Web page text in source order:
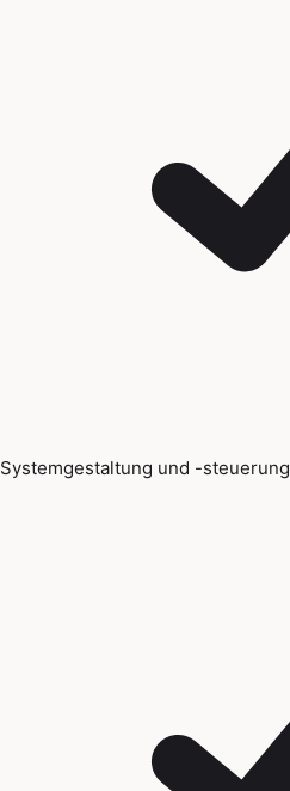
Systemgestaltung und -steuerung